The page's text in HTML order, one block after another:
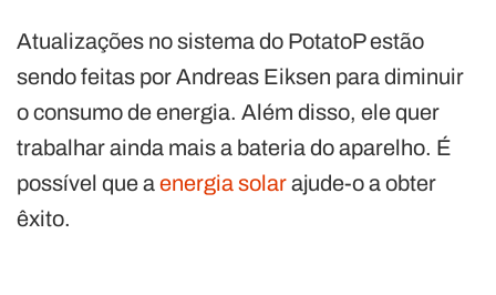
Atualizações no sistema do PotatoP estão
sendo feitas por Andreas Eiksen para diminuir
o consumo de energia. Além disso, ele quer
trabalhar ainda mais a bateria do aparelho. É
possível que aenergia solarajude-o a obter
êxito.